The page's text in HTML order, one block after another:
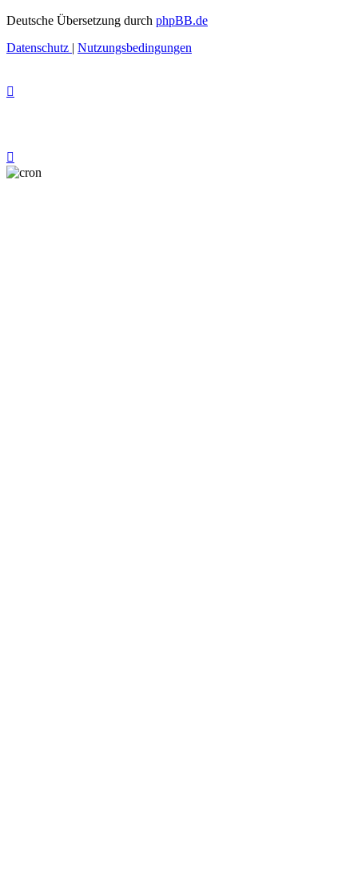
Deutsche Übersetzung durch phpBB.de
Datenschutz | Nutzungsbedingungen